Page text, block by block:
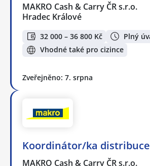
MAKRO Cash & Carry ČR s.r.o.
Hradec Králové
32 000 – 36 800 Kč
Plný
Vhodné také pro cizince
Zveřejněno: 7. srpna
Koordinátor/ka distribuce
MAKRO Cash & Carry ČR s.r.o.